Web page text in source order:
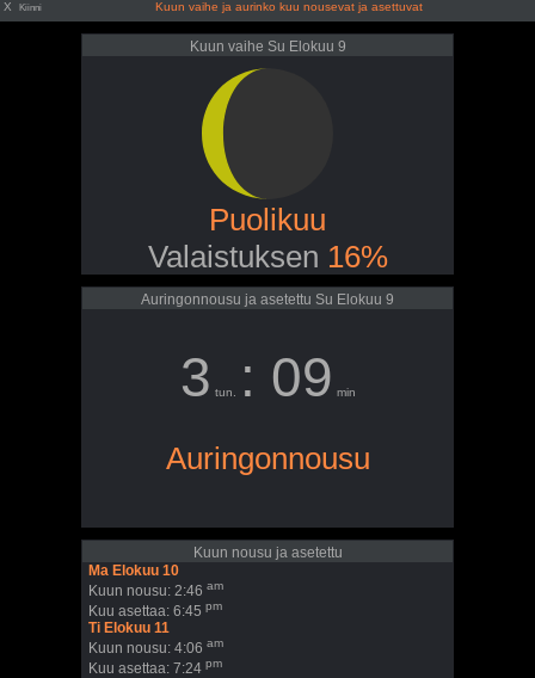
X Kiinni Kuun vaihe ja aurinko kuu nousevat ja asettuvat
Kuun vaihe Su Elokuu 9
Puolikuu
Valaistuksen 16%
Auringonnousu ja asetettu Su Elokuu 9
3 tun. : 09 min
Auringonnousu
Kuun nousu ja asetettu
Ma Elokuu 10
Kuun nousu: 2:46 am
Kuu asettaa: 6:45 pm
Ti Elokuu 11
Kuun nousu: 4:06 am
Kuu asettaa: 7:24 pm